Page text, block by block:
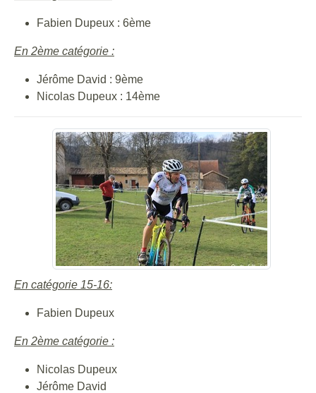
Fabien Dupeux : 6ème
En 2ème catégorie :
Jérôme David : 9ème
Nicolas Dupeux : 14ème
En catégorie 15-16:
Fabien Dupeux
En 2ème catégorie :
Nicolas Dupeux
Jérôme David